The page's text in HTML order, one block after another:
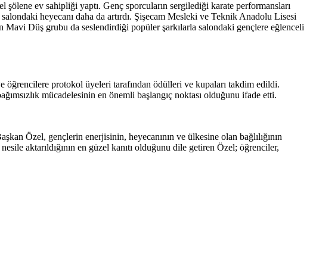
ev sahipliği yaptı. Genç sporcuların sergilediği karate performansları
heyecanı daha da artırdı. Şişecam Mesleki ve Teknik Anadolu Lisesi
Düş grubu da seslendirdiği popüler şarkılarla salondaki gençlere eğlenceli
protokol üyeleri tarafından ödülleri ve kupaları takdim edildi.
mücadelesinin en önemli başlangıç noktası olduğunu ifade etti.
Özel, gençlerin enerjisinin, heyecanının ve ülkesine olan bağlılığının
aktarıldığının en güzel kanıtı olduğunu dile getiren Özel; öğrenciler,